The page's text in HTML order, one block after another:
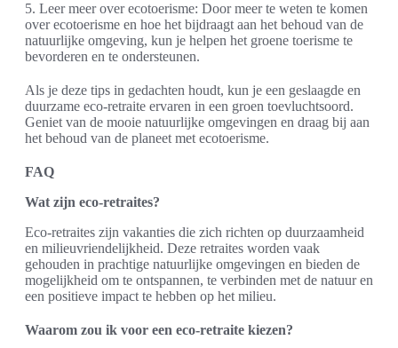
5. Leer meer over ecotoerisme: Door meer te weten te komen
over ecotoerisme en hoe het bijdraagt aan het behoud van de
natuurlijke omgeving, kun je helpen het groene toerisme te
bevorderen en te ondersteunen.
Als je deze tips in gedachten houdt, kun je een geslaagde en
duurzame eco-retraite ervaren in een groen toevluchtsoord.
Geniet van de mooie natuurlijke omgevingen en draag bij aan
het behoud van de planeet met ecotoerisme.
FAQ
Wat zijn eco-retraites?
Eco-retraites zijn vakanties die zich richten op duurzaamheid
en milieuvriendelijkheid. Deze retraites worden vaak
gehouden in prachtige natuurlijke omgevingen en bieden de
mogelijkheid om te ontspannen, te verbinden met de natuur en
een positieve impact te hebben op het milieu.
Waarom zou ik voor een eco-retraite kiezen?